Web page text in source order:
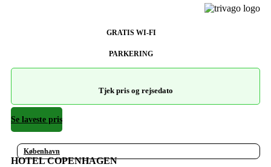
GRATIS WI-FI
PARKERING
Tjek pris og rejsedato
Se laveste pris
København
HOTEL COPENHAGEN